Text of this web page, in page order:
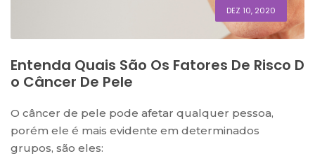
DEZ 10, 2020
Entenda Quais São Os Fatores De Risco D
O Câncer De Pele
O câncer de pele pode afetar qualquer pessoa,
porém ele é mais evidente em determinados
grupos, são eles: